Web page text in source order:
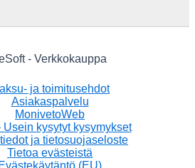
- Verkkokauppa
ja toimitusehdot
Asiakaspalvelu
MonivetoWeb
Usein kysytyt kysymykset
ja tietosuojaseloste
Tietoa evästeistä
Evästekäytäntö (EU)